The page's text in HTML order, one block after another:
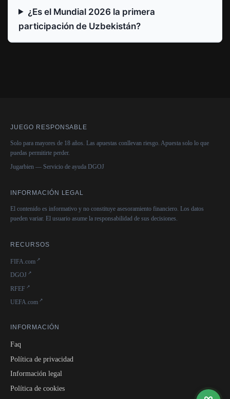
¿Es el Mundial 2026 la primera
participación de Uzbekistán?
JUEGO RESPONSABLE
Solo para mayores de 18 años. Las apuestas conllevan riesgo. Apuesta solo lo que
puedas permitirte perder.
Jugarbien — Servicio de ayuda DGOJ
INFORMACIÓN LEGAL
El contenido es informativo y no constituye asesoramiento financiero. Los datos
pueden variar. El usuario asume la responsabilidad de sus decisiones.
RECURSOS
FIFA.com
DGOJ
RFEF
UEFA.com
INFORMACIÓN
Faq
Política de privacidad
Información legal
Política de cookies